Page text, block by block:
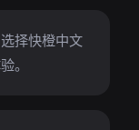
择快橙中文
。